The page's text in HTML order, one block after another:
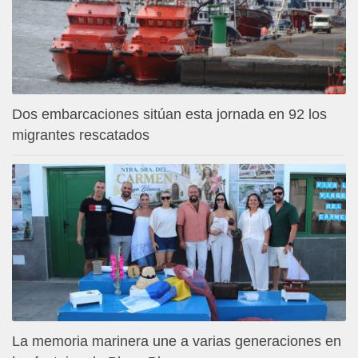
Dos embarcaciones sitúan esta jornada en 92 los
migrantes rescatados
La memoria marinera une a varias generaciones en